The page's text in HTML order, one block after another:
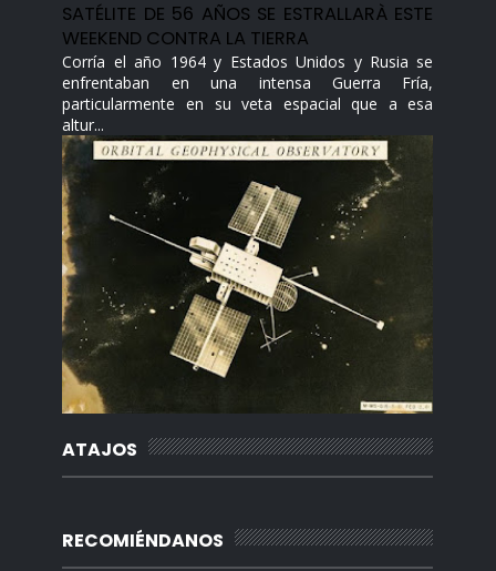
SATÉLITE DE 56 AÑOS SE ESTRALLARÀ ESTE
WEEKEND CONTRA LA TIERRA
Corría el año 1964 y Estados Unidos y Rusia se
enfrentaban en una intensa Guerra Fría,
particularmente en su veta espacial que a esa
altur...
ATAJOS
RECOMIÉNDANOS